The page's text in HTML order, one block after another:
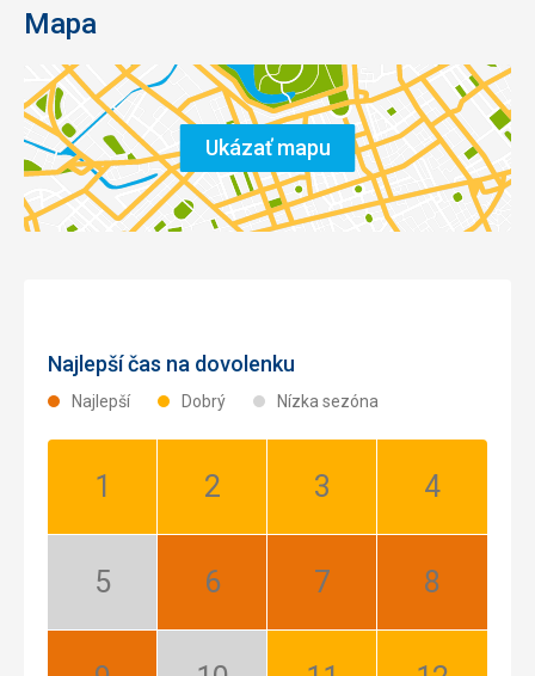
Mapa
Ukázať mapu
Najlepší čas na dovolenku
Najlepší Dobrý Nízka sezóna
Január:
Február:
Marec:
Apríl:
Máj:
Jún:
Júl:
August: